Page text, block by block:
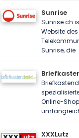
Sunrise
Sunrise.ch
Website
Sunrise, die
Online-
XXXLutz